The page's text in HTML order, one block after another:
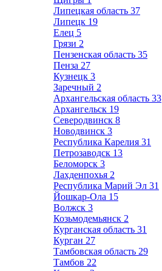
Липецкая область 37
Липецк 19
Елец 5
Грязи 2
Пензенская область 35
Пенза 27
Кузнецк 3
Заречный 2
Архангельская область 33
Архангельск 19
Северодвинск 8
Новодвинск 3
Республика Карелия 31
Петрозаводск 13
Беломорск 3
Лахденпохья 2
Республика Марий Эл 31
Йошкар-Ола 15
Волжск 3
Козьмодемьянск 2
Курганская область 31
Курган 27
Тамбовская область 29
Тамбов 22